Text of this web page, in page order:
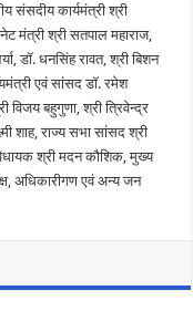
संसदीय कार्यमंत्री श्री
मंत्री श्री सतपाल महाराज,
डॉ. धनसिंह रावत, श्री बिशन
एवं सांसद डॉ. रमेश
विजय बहुगुणा, श्री त्रिवेन्द्र
शाह, राज्य सभा सांसद श्री
श्री मदन कौशिक, मुख्य
अधिकारीगण एवं अन्य जन